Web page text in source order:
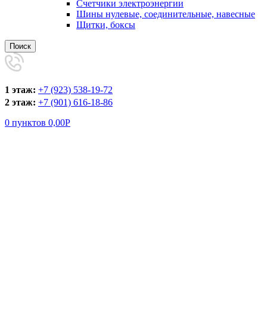
Счетчики электроэнергии
Шины нулевые, соединительные, навесные
Щитки, боксы
Поиск
1 этаж: +7 (923) 538-19-72
2 этаж: +7 (901) 616-18-86
0 пунктов 0,00Р